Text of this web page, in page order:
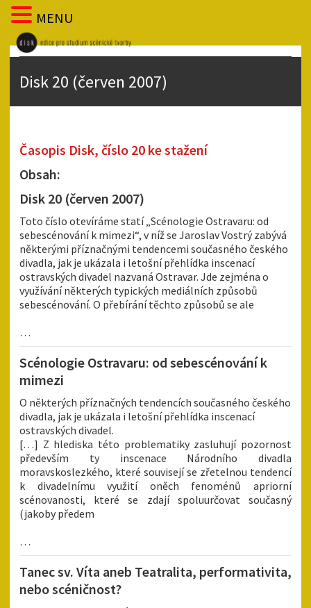
Disk 20 (červen 2007)
Časopis Disk, číslo 20 ke stažení
Obsah:
Disk 20 (červen 2007)
Toto číslo otevíráme statí „Scénologie Ostravaru: od
sebescénování k mimezi“, v níž se Jaroslav Vostrý zabývá
některými příznačnými tendencemi současného českého
divadla, jak je ukázala i letošní přehlídka inscenací
ostravských divadel nazvaná Ostravar. Jde zejména o
využívání některých typických mediálních způsobů
sebescénování. O přebírání těchto způsobů se ale
…
Scénologie Ostravaru: od sebescénování k
mimezi
O některých příznačných tendencích současného českého
divadla, jak je ukázala i letošní přehlídka inscenací
ostravských divadel.
[…] Z hlediska této problematiky zasluhují pozornost
především ty inscenace Národního divadla
moravskoslezkého, které souvisejí se zřetelnou tendencí
k divadelnímu využití oněch fenoménů apriorní
scénovanosti, které se zdají spoluurčovat současný
(jakoby předem
…
Tanec sv. Víta aneb Teatralita, performativita,
nebo scéničnost?
MENU